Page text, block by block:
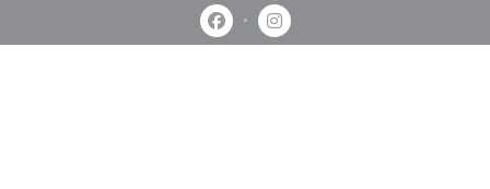
Facebook ((在新窗口中打开))
Instagram ((在新窗口中打开